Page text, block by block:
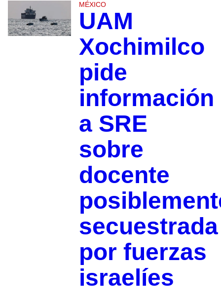
MÉXICO
UAM
Xochimilco
pide
información
a SRE
sobre
docente
secuestrada
por fuerzas
israelíes